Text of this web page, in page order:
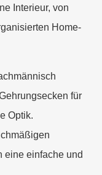
Interieur, von
Home-
für
Optik.
eine einfache und